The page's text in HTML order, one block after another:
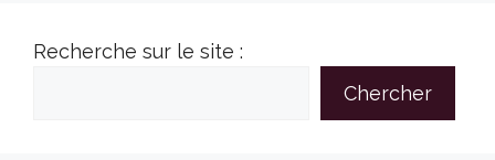
Recherche sur le site :
Chercher